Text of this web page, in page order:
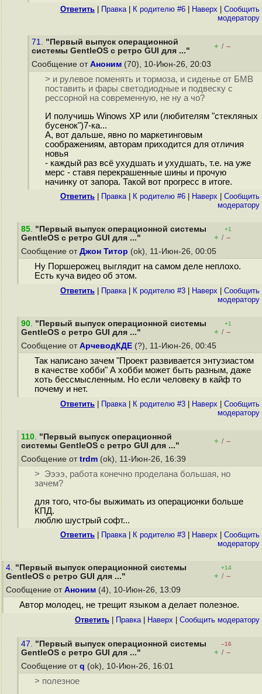
Ответить Правка| К родителю #6 Наверх
Cообщить
модератору
71. "Первый выпуск операционной
системы GentleOS с ретро GUI для ..."
+ / –
Сообщение от Аноним (70), 10-Июн-26, 20:03
> и рулевое поменять и тормоза, и сиденье от БМВ
поставить и фары светодиодные и подвеску с
рессорной на современную, не ну а чо?
И получишь Winows XP или (любителям "стекляных
бусенок")7-ка...
А, вот дальше, явно по маркетинговым
соображениям, авторам приходится для отличия
новья
- каждый раз всё ухудшать и ухудшать, т.е. на уже
мерс - ставя перекрашенные шины и прочую
начинку от запора. Такой вот прогресс в итоге.
Ответить Правка| К родителю #6 Наверх
Cообщить
модератору
85. "Первый выпуск операционной системы
GentleOS с ретро GUI для ..."
+1
+ / –
Сообщение от Джон Титор (ok), 11-Июн-26, 00:05
Ну Поршерожец выглядит на самом деле неплохо.
Есть куча видео об этом.
Ответить Правка| К родителю #3 Наверх
Cообщить
модератору
90. "Первый выпуск операционной системы
GentleOS с ретро GUI для ..."
+1
+ / –
Сообщение от АрчеводКДЕ (?), 11-Июн-26, 00:45
Так написано зачем "Проект развивается энтузиастом
в качестве хобби" А хобби может быть разным, даже
хоть бессмысленным. Но если человеку в кайф то
почему и нет.
Ответить Правка| К родителю #3 Наверх
Cообщить
модератору
110. "Первый выпуск операционной
системы GentleOS с ретро GUI для ..."
+ / –
Сообщение от trdm (ok), 11-Июн-26, 16:39
> Ээээ, работа конечно проделана большая, но
зачем?
для того, что-бы выжимать из операционки больше
КПД.
люблю шустрый софт...
Ответить Правка| К родителю #3 Наверх
Cообщить
модератору
4. "Первый выпуск операционной системы
GentleOS с ретро GUI для ..."
+14
+ / –
Сообщение от Аноним (4), 10-Июн-26, 13:09
Автор молодец, не трещит языком а делает полезное.
Ответить Правка| Наверх Cообщить модератору
47. "Первый выпуск операционной системы
GentleOS с ретро GUI для ..."
–16
+ / –
Сообщение от q (ok), 10-Июн-26, 16:01
> полезное